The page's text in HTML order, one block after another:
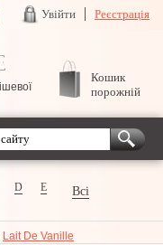
Увійти Реєстрація
Кошик
порожній
D E Всі
Lait De Vanille